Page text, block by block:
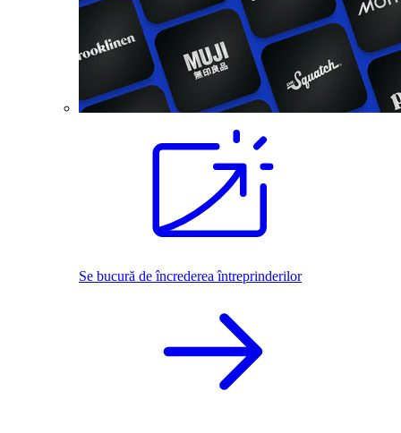
Se bucură de încrederea întreprinderilor